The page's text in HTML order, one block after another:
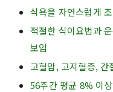
식욕을 자연스럽게
적절한 식이요법과
보임
고혈압, 고지혈증,
56주간 평균 8% 이